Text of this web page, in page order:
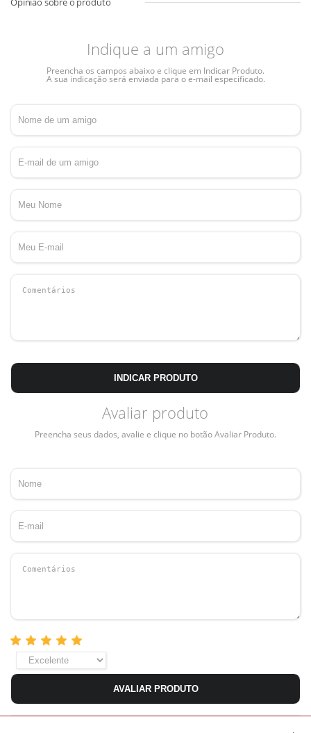
Indique a um amigo
Preencha os campos abaixo e clique em Indicar Produto.
A sua indicação será enviada para o e-mail especificado.
INDICAR PRODUTO
Avaliar produto
Preencha seus dados, avalie e clique no botão Avaliar Produto.
AVALIAR PRODUTO